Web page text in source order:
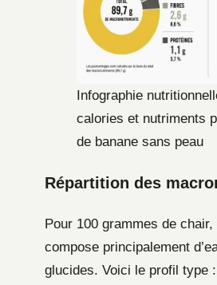
Infographie
calories et nutriments
de banane sans peau
Répartition des
Pour 100 grammes de
compose principalement
glucides. Voici le profil type :